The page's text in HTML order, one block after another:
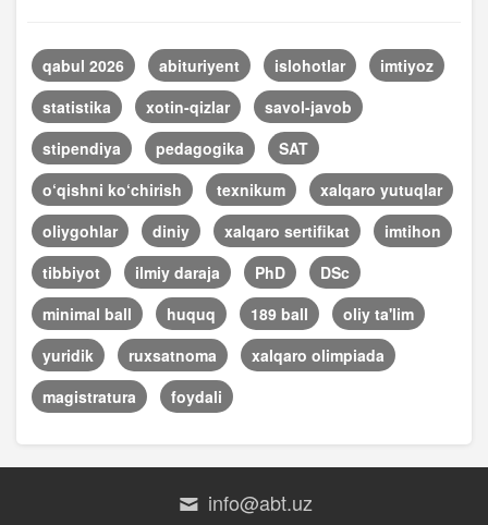
qabul 2026 abituriyent islohotlar
imtiyoz
statistika
xotin-qizlar
savol-javob
stipendiya
pedagogika
SAT
o‘qishni ko‘chirish
texnikum
xalqaro yutuqlar
oliygohlar
diniy xalqaro sertifikat
imtihon
tibbiyot
ilmiy daraja PhD
DSc
minimal ball
huquq 189 ball
oliy ta'lim
yuridik
ruxsatnoma
xalqaro olimpiada
magistratura
foydali
info@abt.uz